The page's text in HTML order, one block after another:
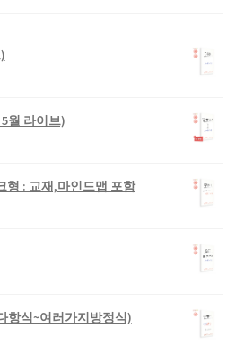
월 라이브)
형 : 교재,마인드맵 포함
항식~여러가지방정식)